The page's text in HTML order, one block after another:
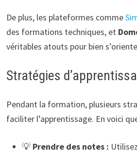
De plus, les plateformes comme
des formations techniques, et
véritables atouts pour bien
Stratégies
Pendant la formation, plusieurs
faciliter l’apprentissage. En voici
💡 Prendre des notes :